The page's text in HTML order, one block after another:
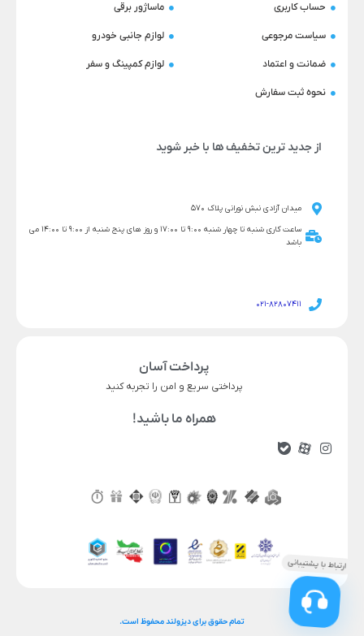
حساب کاربری
سیاست مرجوعی
ضمانت و اعتماد
نحوه ثبت سفارش
ماساژور برقی
لوازم جانبی خودرو
لوازم کمپینگ و سفر
از جدید ترین تخفیف ها با خبر شوید
میدان آزادی نبش نورانی پلاک 570
ساعت کاری شنبه تا چهار شنبه 9:00 تا 17:00 و روز های پنج شنبه از 9:00 تا 14:00 می
باشد
021-82807411
پرداخت آسان
پرداختی سریع و امن را تجربه کنید
همراه ما باشید!
تمام حقوق برای دیزولند محفوظ است.